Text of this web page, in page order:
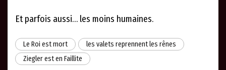
Et parfois aussi… les moins humaines.
Le Roi est mort
les valets reprennent les rênes
Ziegler est en Faillite